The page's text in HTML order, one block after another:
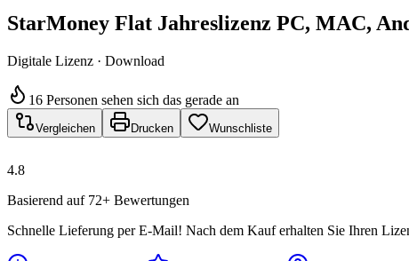
StarMoney Flat Jahreslizenz PC, MAC,
Digitale Lizenz · Download
16 Personen sehen sich das gerade an
Vergleichen Drucken Wunschliste
4.8
Basierend auf 72+ Bewertungen
Schnelle Lieferung per E-Mail! Nach dem Kauf erhalten Sie Ihren